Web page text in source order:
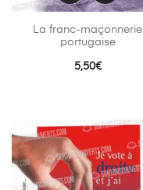
La franc-maçonnerie
portugaise
5,50€